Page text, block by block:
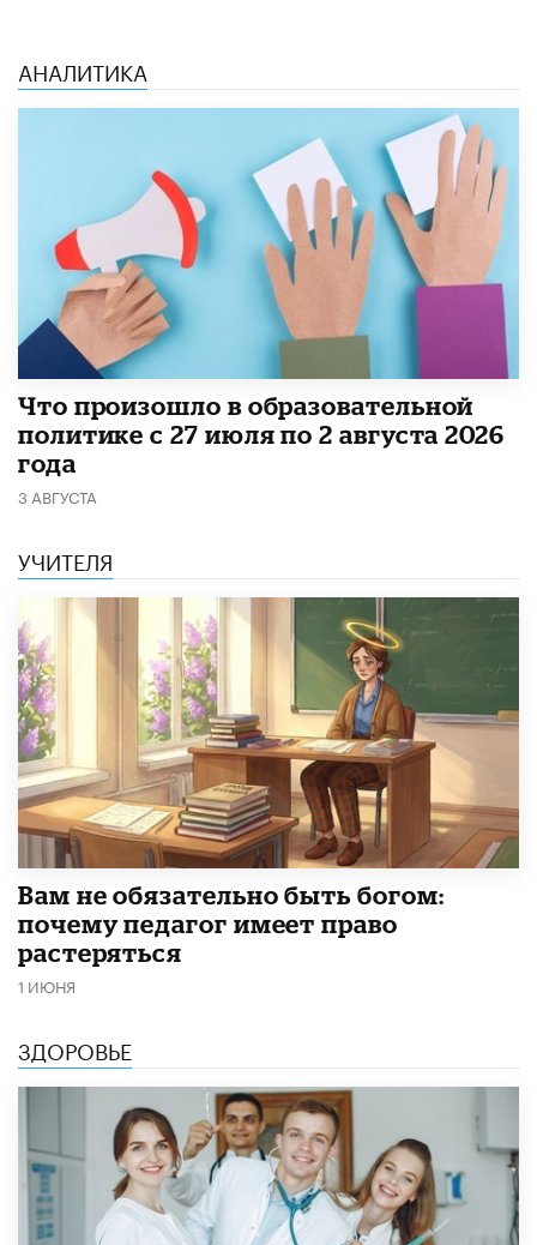
АНАЛИТИКА
​Что произошло в образовательной
политике с 27 июля по 2 августа 2026
года
3 АВГУСТА
УЧИТЕЛЯ
​Вам не обязательно быть богом:
почему педагог имеет право
растеряться
1 ИЮНЯ
ЗДОРОВЬЕ